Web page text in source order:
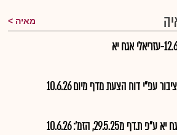
מאיה
עפ"י דוח הצעת מדף מיום 10.6.26
מ29.5.25, הזמ': 10.6.26